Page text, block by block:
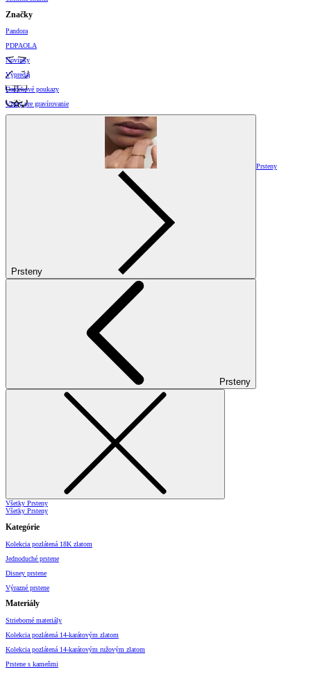
Značky
Pandora
PDPAOLA
Novinky
Výpredaj
Darčekové poukazy
Vzory pre gravírovanie
Prsteny
Prsteny
Prsteny
Všetky Prsteny
Všetky Prsteny
Kategórie
Kolekcia pozlátená 18K zlatom
Jednoduché prstene
Disney prstene
Výrazné prstene
Materiály
Strieborné materiály
Kolekcia pozlátená 14-karátovým zlatom
Kolekcia pozlátená 14-karátovým ružovým zlatom
Prstene s kameňmi